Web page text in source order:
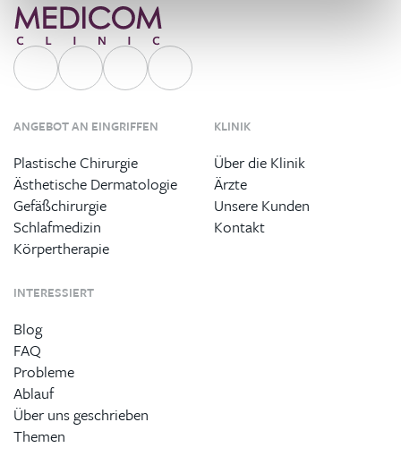
ANGEBOT AN EINGRIFFEN
Plastische Chirurgie
Ästhetische Dermatologie
Gefäßchirurgie
Schlafmedizin
Körpertherapie
KLINIK
Über die Klinik
Ärzte
Unsere Kunden
Kontakt
INTERESSIERT
Blog
FAQ
Probleme
Ablauf
Über uns geschrieben
Themen